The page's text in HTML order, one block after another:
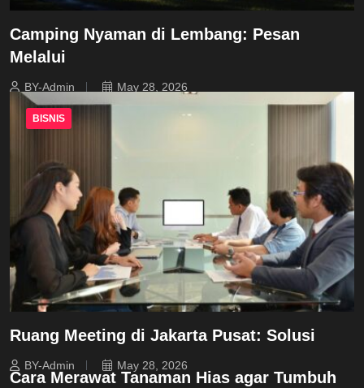
Camping Nyaman di Lembang: Pesan
Melalui
BY-Admin May 28, 2026
BISNIS
Ruang Meeting di Jakarta Pusat: Solusi
BY-Admin May 28, 2026
Cara Merawat Tanaman Hias agar Tumbuh